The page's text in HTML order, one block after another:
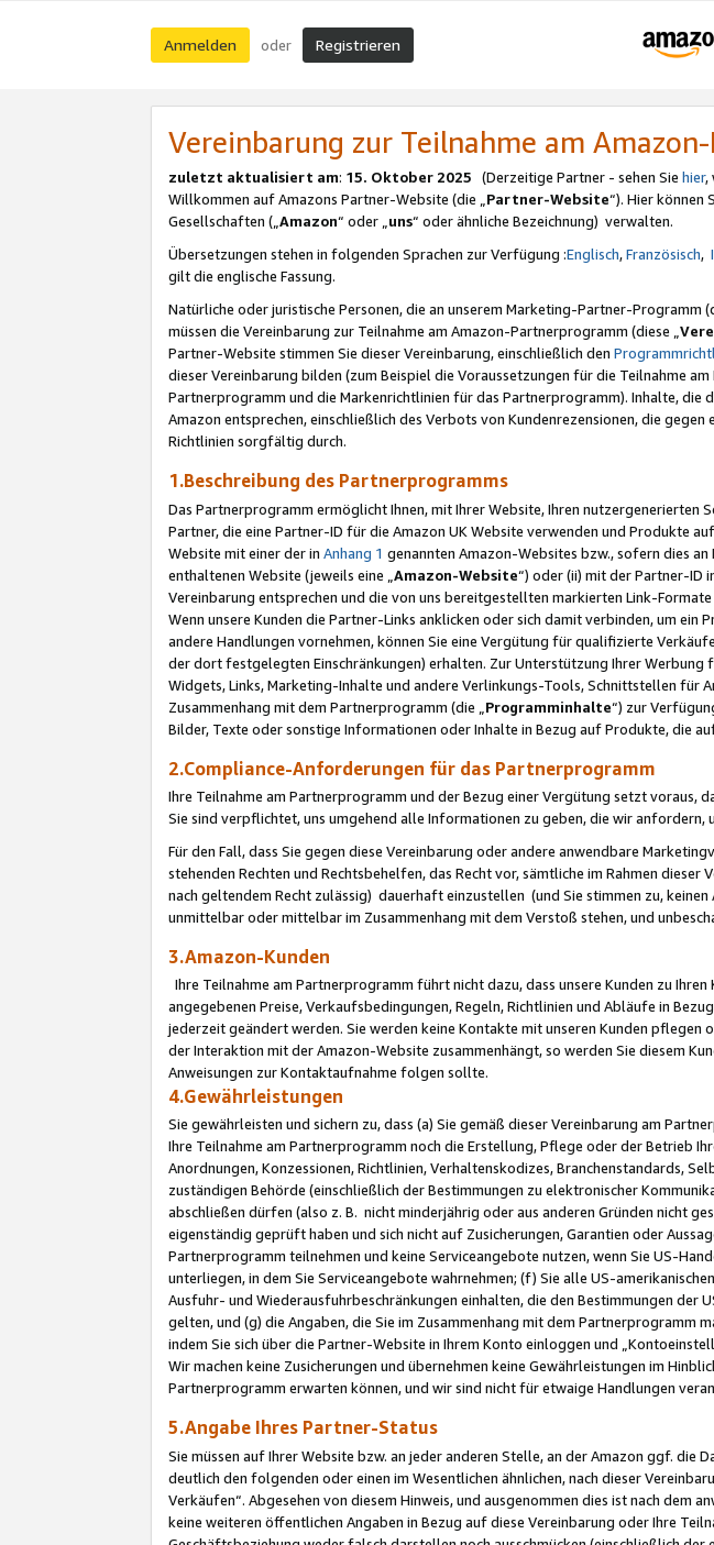
Anmelden oder Registrieren
Vereinbarung zur Teilnahme am
zuletzt aktualisiert am: 15. Oktober 2025 (Derzeitige Partner - sehen Sie hier,
Willkommen auf Amazons Partner-Website (die „Partner-Website“). Hier können
Gesellschaften („Amazon“ oder „uns“ oder ähnliche Bezeichnung) verwalten.
Übersetzungen stehen in folgenden Sprachen zur Verfügung :Englisch,Französisch,
gilt die englische Fassung.
Natürliche oder juristische Personen, die an unserem Marketing-Partner-Programm
müssen die Vereinbarung zur Teilnahme am Amazon-Partnerprogramm (diese „
Partner-Website stimmen Sie dieser Vereinbarung, einschließlich den
dieser Vereinbarung bilden (zum Beispiel die Voraussetzungen für die Teilnahme
Partnerprogramm und die Markenrichtlinien für das Partnerprogramm). Inhalte,
Amazon entsprechen, einschließlich des Verbots von Kundenrezensionen, die
Richtlinien sorgfältig durch.
1.Beschreibung des Partnerprogramms
Das Partnerprogramm ermöglicht Ihnen, mit Ihrer Website, Ihren
Partner, die eine Partner-ID für die Amazon UK Website verwenden und Produkte
Website mit einer der in Anhang 1 genannten Amazon-Websites bzw., sofern dies
enthaltenen Website (jeweils eine „ Amazon-Website“) oder (ii) mit der Partner-ID
Vereinbarung entsprechen und die von uns bereitgestellten markierten Link-Formate
Wenn unsere Kunden die Partner-Links anklicken oder sich damit verbinden, um
andere Handlungen vornehmen, können Sie eine Vergütung für qualifizierte
der dort festgelegten Einschränkungen) erhalten. Zur Unterstützung Ihrer
Widgets, Links, Marketing-Inhalte und andere Verlinkungs-Tools, Schnittstellen
Zusammenhang mit dem Partnerprogramm (die „ Programminhalte“) zur
Bilder, Texte oder sonstige Informationen oder Inhalte in Bezug auf Produkte, die
2.Compliance-Anforderungen für das Partnerprogramm
Ihre Teilnahme am Partnerprogramm und der Bezug einer Vergütung setzt voraus,
Sie sind verpflichtet, uns umgehend alle Informationen zu geben, die wir anfordern,
Für den Fall, dass Sie gegen diese Vereinbarung oder andere anwendbare
stehenden Rechten und Rechtsbehelfen, das Recht vor, sämtliche im Rahmen
nach geltendem Recht zulässig) dauerhaft einzustellen (und Sie stimmen zu,
unmittelbar oder mittelbar im Zusammenhang mit dem Verstoß stehen, und
3.Amazon-Kunden
Ihre Teilnahme am Partnerprogramm führt nicht dazu, dass unsere Kunden zu
angegebenen Preise, Verkaufsbedingungen, Regeln, Richtlinien und Abläufe in
jederzeit geändert werden. Sie werden keine Kontakte mit unseren Kunden pflegen
der Interaktion mit der Amazon-Website zusammenhängt, so werden Sie diesem
Anweisungen zur Kontaktaufnahme folgen sollte.
4.Gewährleistungen
Sie gewährleisten und sichern zu, dass (a) Sie gemäß dieser Vereinbarung am
Ihre Teilnahme am Partnerprogramm noch die Erstellung, Pflege oder der Betrieb
Anordnungen, Konzessionen, Richtlinien, Verhaltenskodizes, Branchenstandards,
zuständigen Behörde (einschließlich der Bestimmungen zu elektronischer
abschließen dürfen (also z. B. nicht minderjährig oder aus anderen Gründen nicht
eigenständig geprüft haben und sich nicht auf Zusicherungen, Garantien oder
Partnerprogramm teilnehmen und keine Serviceangebote nutzen, wenn Sie US-
unterliegen, in dem Sie Serviceangebote wahrnehmen; (f) Sie alle US-
Ausfuhr- und Wiederausfuhrbeschränkungen einhalten, die den Bestimmungen der
gelten, und (g) die Angaben, die Sie im Zusammenhang mit dem Partnerprogramm
indem Sie sich über die Partner-Website in Ihrem Konto einloggen und
Wir machen keine Zusicherungen und übernehmen keine Gewährleistungen im
Partnerprogramm erwarten können, und wir sind nicht für etwaige Handlungen
5.Angabe Ihres Partner-Status
Sie müssen auf Ihrer Website bzw. an jeder anderen Stelle, an der Amazon ggf.
deutlich den folgenden oder einen im Wesentlichen ähnlichen, nach dieser
Verkäufen“. Abgesehen von diesem Hinweis, und ausgenommen dies ist nach
keine weiteren öffentlichen Angaben in Bezug auf diese Vereinbarung oder Ihre